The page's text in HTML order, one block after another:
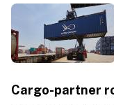
Cargo-partner